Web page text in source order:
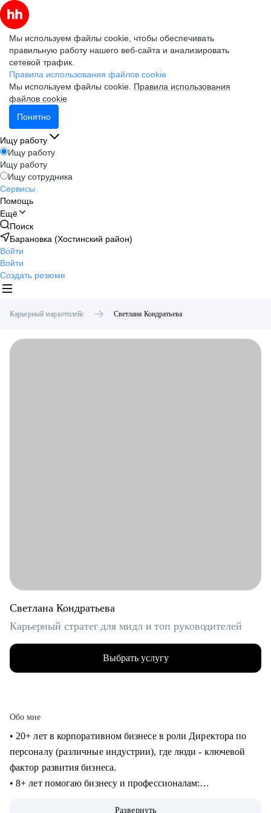
Мы используем файлы cookie, чтобы обеспечивать
правильную работу нашего веб-сайта и анализировать
сетевой трафик.
Правила использования файлов cookie
Мы используем файлы cookie. Правила использования
файлов cookie
Понятно
Ищу работу
Ищу работу
Ищу работу
Ищу сотрудника
Сервисы
Помощь
Ещё
Поиск
Барановка (Хостинский район)
Войти
Войти
Создать резюме
Карьерный маркетплейс Светлана Кондратьева
Светлана Кондратьева
Карьерный стратег для мидл и топ руководителей
Выбрать услугу
Обо мне
• 20+ лет в корпоративном бизнесе в роли Директора по
персоналу (различные индустрии), где люди - ключевой
фактор развития бизнеса.
• 8+ лет помогаю бизнесу и профессионалам:
Развернуть